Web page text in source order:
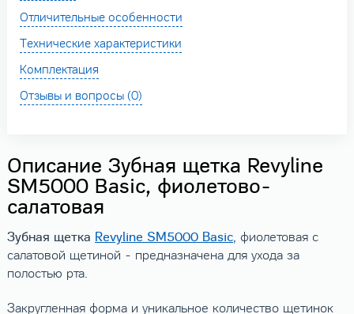
Отличительные особенности
Технические характеристики
Комплектация
Отзывы и вопросы (0)
Описание Зубная щетка Revyline
SM5000 Basic, фиолетово-
салатовая
Зубная щетка Revyline SM5000 Basic, фиолетовая с
салатовой щетиной - предназначена для ухода за
полостью рта.
Закругленная форма и уникальное количество щетинок